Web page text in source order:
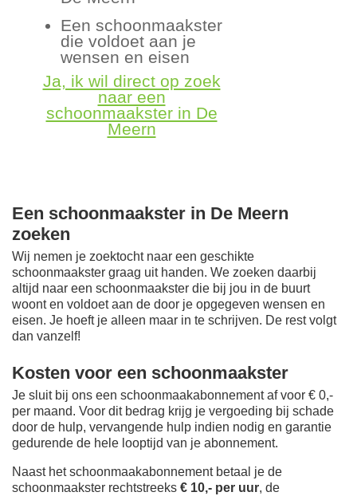
Een schoonmaakster
die voldoet aan je
wensen en eisen
Ja, ik wil direct op zoek
naar een
schoonmaakster in De
Meern
Een schoonmaakster in De Meern
zoeken
Wij nemen je zoektocht naar een geschikte
schoonmaakster graag uit handen. We zoeken daarbij
altijd naar een schoonmaakster die bij jou in de buurt
woont en voldoet aan de door je opgegeven wensen en
eisen. Je hoeft je alleen maar in te schrijven. De rest volgt
dan vanzelf!
Kosten voor een schoonmaakster
Je sluit bij ons een schoonmaakabonnement af voor € 0,-
per maand. Voor dit bedrag krijg je vergoeding bij schade
door de hulp, vervangende hulp indien nodig en garantie
gedurende de hele looptijd van je abonnement.
Naast het schoonmaakabonnement betaal je de
schoonmaakster rechtstreeks € 10,- per uur, de